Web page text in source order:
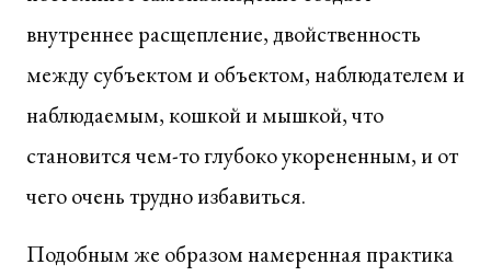
внутреннее расщепление, двойственность
между субъектом и объектом, наблюдателем и
наблюдаемым, кошкой и мышкой, что
становится чем-то глубоко укорененным, и от
чего очень трудно избавиться.
Подобным же образом намеренная практика